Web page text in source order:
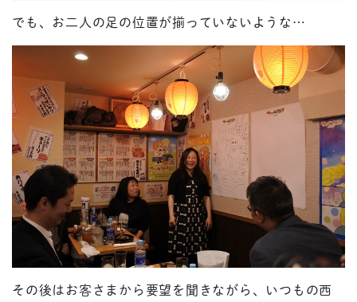
でも、お二人の足の位置が揃っていないような…
その後はお客さまから要望を聞きながら、いつもの西